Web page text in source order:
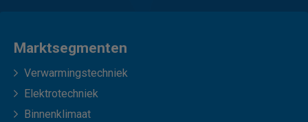
Marktsegmenten
Verwarmingstechniek
Elektrotechniek
Binnenklimaat